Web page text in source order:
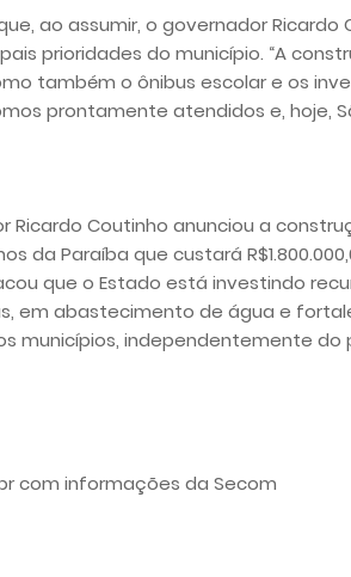
ao assumir, o governador Ricardo
prioridades do município. “A
também o ônibus escolar e os
prontamente atendidos e, hoje,
Ricardo Coutinho anunciou a
da Paraíba que custará
que o Estado está investindo
em abastecimento de água e
municípios, independentemente do
com informações da Secom